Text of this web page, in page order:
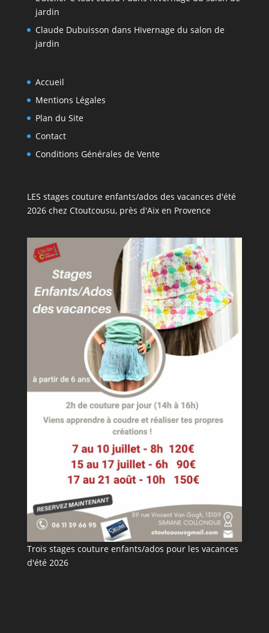
jardin
Claude Dubuisson dans Hivernage du salon de
jardin
Accueil
Mentions Légales
Plan du Site
Contact
Conditions Générales de Vente
LES stages couture enfants/ados des vacances d'été
2026 chez Ctoutcousu, près d'Aix en Provence
Trois stages couture enfants/ados pour les vacances
d'été 2026